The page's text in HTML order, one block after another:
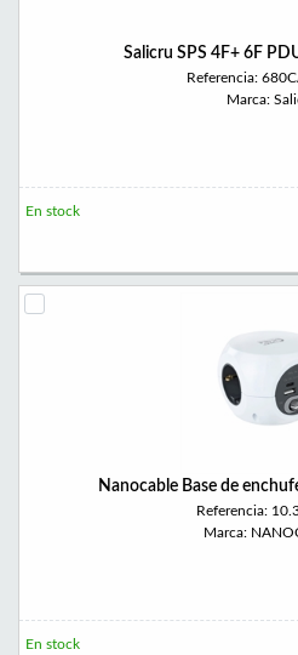
Salicru SPS 4F+ 6F
Referencia:
Marca:
En stock
Nanocable Base de
Referencia:
Marca:
En stock